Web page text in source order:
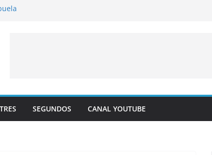
SEGUNDOS CANAL YOUTUBE